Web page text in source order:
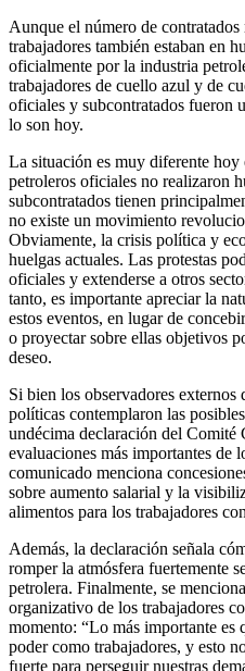
Aunque el número de
trabajadores también estaban en
oficialmente por la industria
trabajadores de cuello azul y de
oficiales y subcontratados fueron
lo son hoy.
La situación es muy diferente hoy
petroleros oficiales no realizaron
subcontratados tienen
no existe un movimiento
Obviamente, la crisis política y
huelgas actuales. Las protestas
oficiales y extenderse a otros
tanto, es importante apreciar la
estos eventos, en lugar de
o proyectar sobre ellas objetivos
deseo.
Si bien los observadores
políticas contemplaron las
undécima declaración del Comité
evaluaciones más importantes de
comunicado menciona
sobre aumento salarial y la
alimentos para los trabajadores
Además, la declaración señala
romper la atmósfera fuertemente
petrolera. Finalmente, se
organizativo de los trabajadores
momento: “Lo más importante es
poder como trabajadores, y esto
fuerte para perseguir nuestras